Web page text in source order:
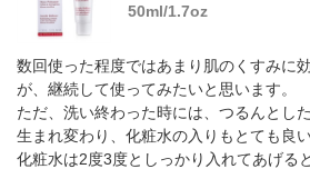
50ml/1.7oz
数回使った程度ではあまり肌のくすみに
が、継続して使ってみたいと思います。
ただ、洗い終わった時には、つるんとし
生まれ変わり、化粧水の入りもとても良い
化粧水は2度3度としっかり入れてあげる